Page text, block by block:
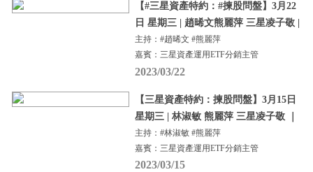
【#三星資產特約：#揀股問盤】3月22
日 星期三 | 趙晞文熊麗萍 三星凌子敬 |
主持：#趙晞文 #熊麗萍
嘉賓：三星資產運用ETF分銷主管
2023/03/22
【三星資產特約：揀股問盤】3月15日
星期三 | 林淑敏 熊麗萍 三星凌子敬 ｜
主持：#林淑敏 #熊麗萍
嘉賓：三星資產運用ETF分銷主管
2023/03/15